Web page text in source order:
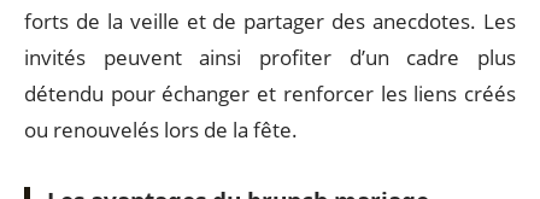
forts de la veille et de partager des anecdotes. Les
invités peuvent ainsi profiter d’un cadre plus
détendu pour échanger et renforcer les liens créés
ou renouvelés lors de la fête.